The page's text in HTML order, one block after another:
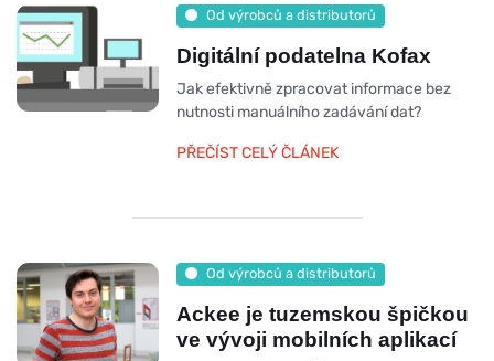
Od výrobců a distributorů
Digitální podatelna Kofax
Jak efektivně zpracovat informace bez
nutnosti manuálního zadávání dat?
PŘEČÍST CELÝ ČLÁNEK
Od výrobců a distributorů
Ackee je tuzemskou špičkou
ve vývoji mobilních aplikací